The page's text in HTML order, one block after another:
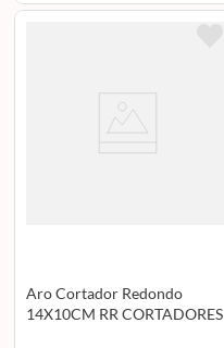
Aro Cortador Redondo
14X10CM RR CORTADORES